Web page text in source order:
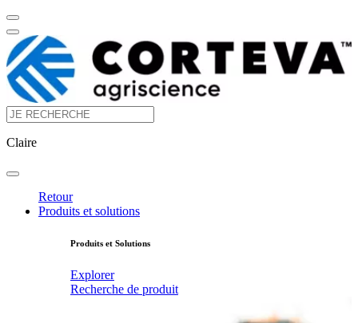
Claire
Retour
Produits et solutions
Produits et Solutions
Explorer
Recherche de produit